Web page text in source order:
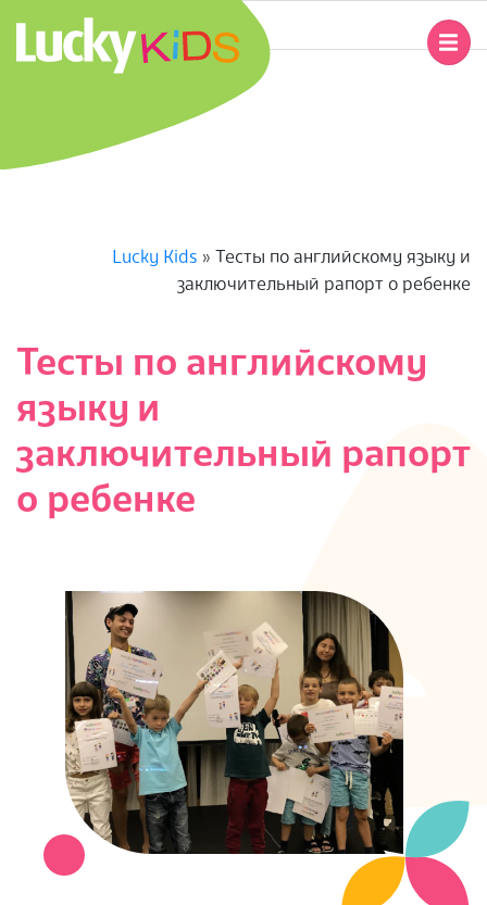
содержимому
U
K
I
D
Главное
навигационное
Lucky Kids » Тесты по английскому языку и
заключительный рапорт о ребенке
Тесты по английскому
языку и
заключительный рапорт
о ребенке